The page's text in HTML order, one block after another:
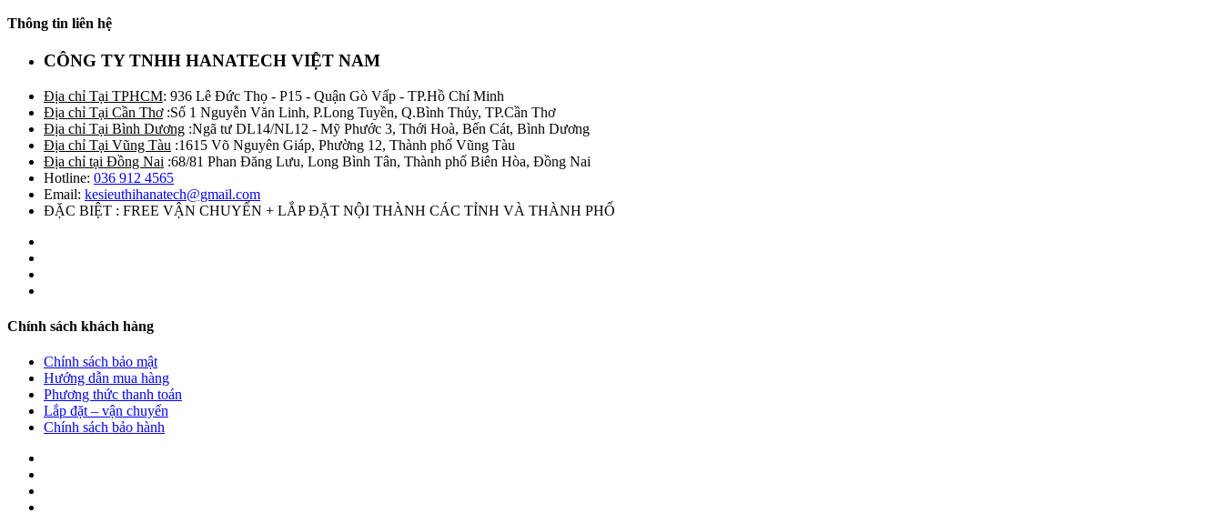
Thông tin liên hệ
CÔNG TY TNHH HANATECH VIỆT NAM
Địa chỉ Tại TPHCM: 936 Lê Đức Thọ - P15 - Quận Gò Vấp - TP.Hồ Chí Minh
Địa chỉ Tại Cần Thơ:Số 1 Nguyễn Văn Linh, P.Long Tuyền, Q.Bình Thủy, TP.Cần Thơ
Địa chỉ Tại Bình Dương :Ngã tư DL14/NL12 - Mỹ Phước 3, Thới Hoà, Bến Cát, Bình Dương
Địa chỉ Tại Vũng Tàu :1615 Võ Nguyên Giáp, Phường 12, Thành phố Vũng Tàu
Địa chỉ tại Đồng Nai :68/81 Phan Đăng Lưu, Long Bình Tân, Thành phố Biên Hòa, Đồng Nai
Hotline: 036 912 4565
Email: kesieuthihanatech@gmail.com
ĐẶC BIỆT : FREE VẬN CHUYỂN + LẮP ĐẶT NỘI THÀNH CÁC TỈNH VÀ THÀNH PHỐ
Chính sách khách hàng
Chính sách bảo mật
Hướng dẫn mua hàng
Phương thức thanh toán
Lắp đặt – vận chuyển
Chính sách bảo hành